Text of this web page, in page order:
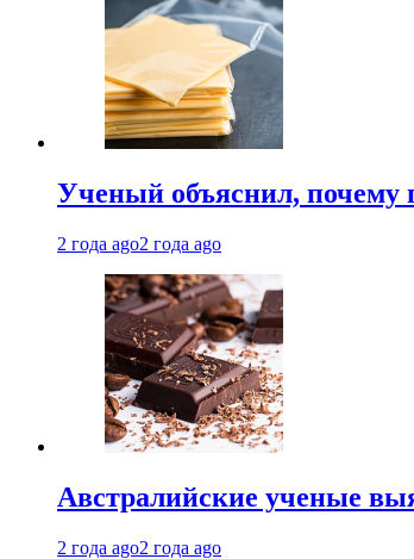
Ученый объяснил,
2 года ago2 года ago
Австралийские ученые
2 года ago2 года ago